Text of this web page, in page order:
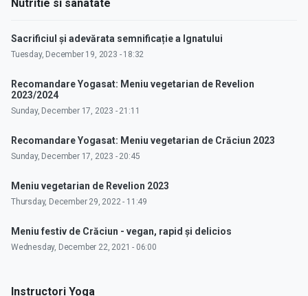
Nutritie si sanatate
Sacrificiul și adevărata semnificație a Ignatului
Tuesday, December 19, 2023 - 18:32
Recomandare Yogasat: Meniu vegetarian de Revelion
2023/2024
Sunday, December 17, 2023 - 21:11
Recomandare Yogasat: Meniu vegetarian de Crăciun 2023
Sunday, December 17, 2023 - 20:45
Meniu vegetarian de Revelion 2023
Thursday, December 29, 2022 - 11:49
Meniu festiv de Crăciun - vegan, rapid și delicios
Wednesday, December 22, 2021 - 06:00
Instructori Yoga